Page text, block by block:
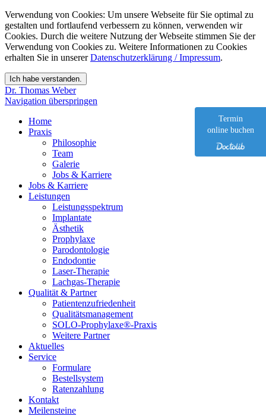
Verwendung von Cookies: Um unsere Webseite für Sie optimal zu
gestalten und fortlaufend verbessern zu können, verwenden wir
Cookies. Durch die weitere Nutzung der Webseite stimmen Sie der
Verwendung von Cookies zu. Weitere Informationen zu Cookies
erhalten Sie in unsererDatenschutzerklärung / Impressum.
Dr. Thomas Weber
Navigation überspringen
Home
Praxis
Philosophie
Team
Galerie
Jobs & Karriere
Jobs & Karriere
Leistungen
Leistungsspektrum
Implantate
Ästhetik
Prophylaxe
Parodontologie
Endodontie
Laser-Therapie
Lachgas-Therapie
Qualität & Partner
Patientenzufriedenheit
Qualitätsmanagement
SOLO-Prophylaxe®-Praxis
Weitere Partner
Aktuelles
Service
Formulare
Bestellsystem
Ratenzahlung
Kontakt
Meilensteine
Termin
online buchen